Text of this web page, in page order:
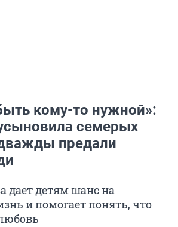
кому-то нужной»:
семерых
предали
дает детям шанс на
и помогает понять, что